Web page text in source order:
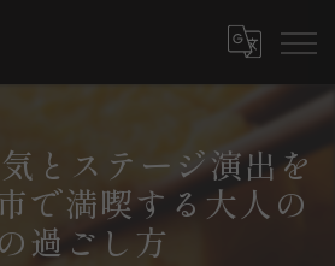
とステージ演出を
で満喫する大人の
過ごし方